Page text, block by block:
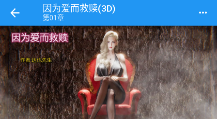
因为爱而救赎(3D)
第01章 more_horiz